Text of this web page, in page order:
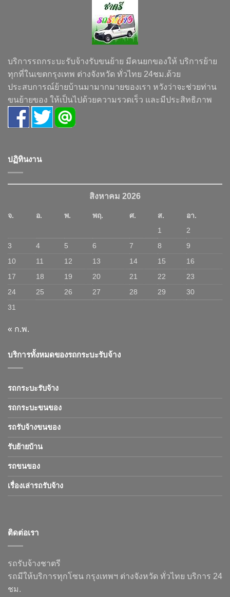
บริการรถกระบะรับจ้างรับขนย้าย มีคนยกของให้ บริการย้าย
ทุกที่ในเขตกรุงเทพ ต่างจังหวัด ทั่วไทย 24ชม.ด้วย
ประสบการณ์ย้ายบ้านมามากมายของเรา หวังว่าจะช่วยท่าน
ขนย้ายของ ให้เป็นไปด้วยความรวดเร็ว และมีประสิทธิภาพ
ปฏิทินงาน
สิงหาคม 2026
จ. อ. พ. พฤ. ศ. ส.
อา.
1
2
3
4 5 6 7 8
9
10
11 12 13 14 15
16
17
18 19 20 21 22
23
24
25 26 27 28 29
30
31
« ก.พ.
บริการทั้งหมดของรถกระบะรับจ้าง
รถกระบะรับจ้าง
รถกระบะขนของ
รถรับจ้างขนของ
รับย้ายบ้าน
รถขนของ
เรื่องเล่ารถรับจ้าง
ติดต่อเรา
รถรับจ้างชาตรี
รถมีให้บริการทุกโซน กรุงเทพฯ ต่างจังหวัด ทั่วไทย บริการ 24
ชม.